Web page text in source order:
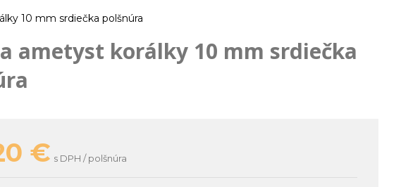
10 mm srdiečka polšnúra
ametyst korálky 10 mm srdiečka
€ s DPH / polšnúra